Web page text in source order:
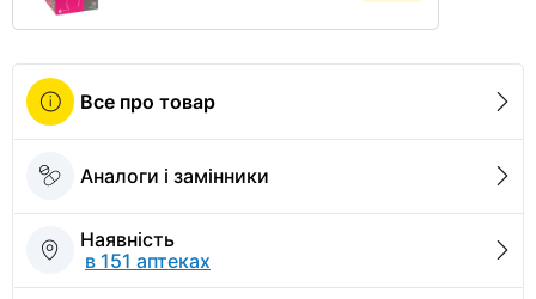
Все про товар
Аналоги і замінники
Наявність
в 151 аптеках